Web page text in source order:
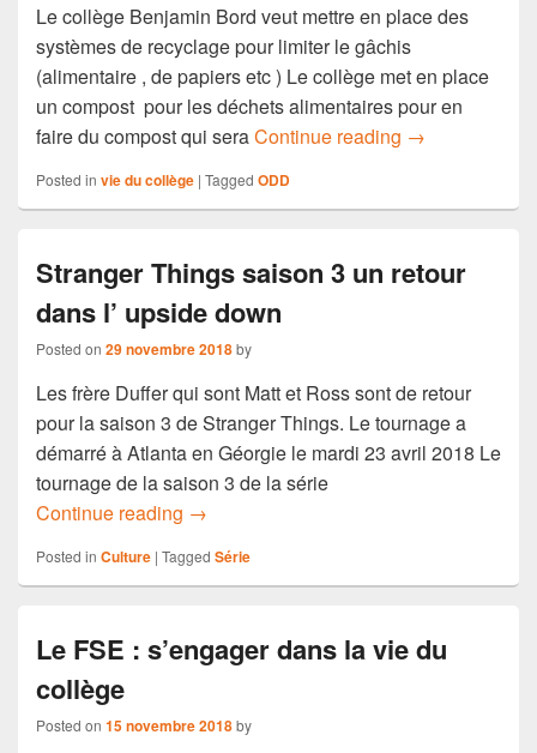
Le collège Benjamin Bord veut mettre en place des
systèmes de recyclage pour limiter le gâchis
(alimentaire , de papiers etc ) Le collège met en place
un compost pour les déchets alimentaires pour en
faire du compost qui seraContinue reading Recyclage au
→
Posted in vie du collège | Tagged ODD
Stranger Things saison 3 un retour
dans l’ upside down
Posted on 29 novembre 2018by
Les frère Duffer qui sont Matt et Ross sont de retour
pour la saison 3 de Stranger Things. Le tournage a
démarré à Atlanta en Géorgie le mardi 23 avril 2018 Le
tournage de la saison 3 de la série
Continue reading Stranger Things saison 3 un retour dans
→
Posted in Culture | Tagged Série
Le FSE : s’engager dans la vie du
collège
Posted on 15 novembre 2018by